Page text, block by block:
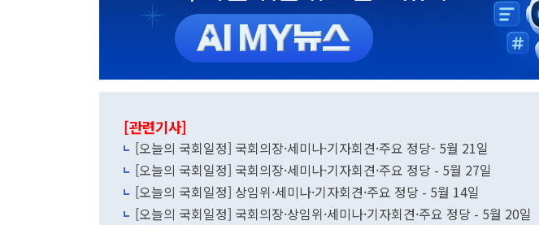
[관련기사]
[오늘의 국회일정] 국회의장·세미나·기자회견·주요 정당- 5월 21일
[오늘의 국회일정] 국회의장·세미나·기자회견·주요 정당 - 5월 27일
[오늘의 국회일정] 상임위·세미나·기자회견·주요 정당 - 5월 14일
[오늘의 국회일정] 국회의장·상임위·세미나·기자회견·주요 정당 - 5월 20일